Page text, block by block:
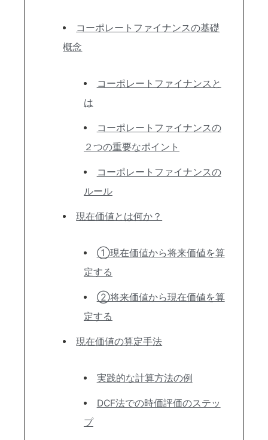
コーポレートファイナンスの基礎
概念
コーポレートファイナンスと
は
コーポレートファイナンスの
２つの重要なポイント
コーポレートファイナンスの
ルール
現在価値とは何か？
①現在価値から将来価値を算
定する
②将来価値から現在価値を算
定する
現在価値の算定手法
実践的な計算方法の例
DCF法での時価評価のステッ
プ